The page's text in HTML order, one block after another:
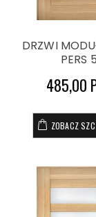
DRZWI
PERS 5
485,00
ZOBACZ